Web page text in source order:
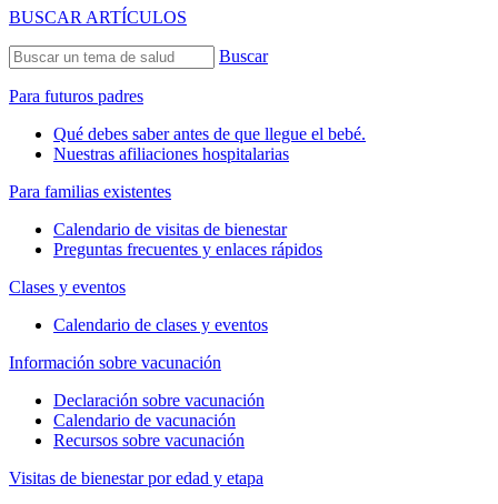
BUSCAR ARTÍCULOS
Buscar
Para futuros padres
Qué debes saber antes de que llegue el bebé.
Nuestras afiliaciones hospitalarias
Para familias existentes
Calendario de visitas de bienestar
Preguntas frecuentes y enlaces rápidos
Clases y eventos
Calendario de clases y eventos
Información sobre vacunación
Declaración sobre vacunación
Calendario de vacunación
Recursos sobre vacunación
Visitas de bienestar por edad y etapa